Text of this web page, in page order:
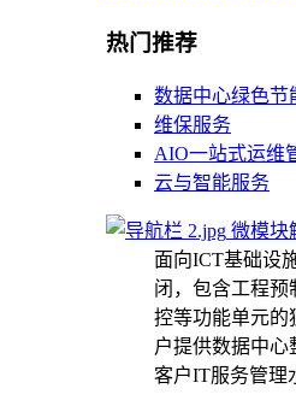
热门推荐
数据中心绿色节
维保服务
AIO一站式运维
云与智能服务
微模块
面向ICT基础设
闭，包含工程预
控等功能单元的
户提供数据中
客户IT服务管理